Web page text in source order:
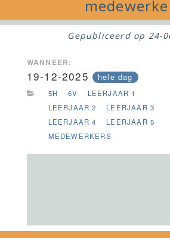
Gepubliceerd op 24-
WANNEER:
19-12-2025 hele dag
5H 6V
LEERJAAR 1
LEERJAAR 2
LEERJAAR 3
LEERJAAR 4
LEERJAAR 5
MEDEWERKERS